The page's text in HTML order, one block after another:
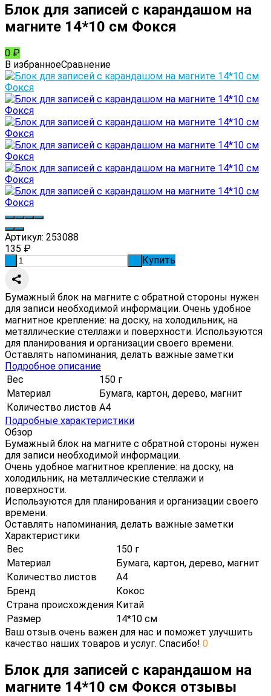
Блок для записей с карандашом на
магните 14*10 см Фокся
0 ₽
В избранноеСравнение
Артикул: 253088
135 ₽
Купить
Бумажный блок на магните с обратной стороны нужен
для записи необходимой информации. Очень удобное
магнитное крепление: на доску, на холодильник, на
металлические стеллажи и поверхности. Используются
для планирования и организации своего времени.
Оставлять напоминания, делать важные заметки
Подробное описание
Вес
150 г
Материал
Бумага, картон, дерево, магнит
Количество листов А4
Подробные характеристики
Обзор
Бумажный блок на магните с обратной стороны нужен
для записи необходимой информации.
Очень удобное магнитное крепление: на доску, на
холодильник, на металлические стеллажи и
поверхности.
Используются для планирования и организации своего
времени.
Оставлять напоминания, делать важные заметки
Характеристики
Вес
150 г
Материал
Бумага, картон, дерево, магнит
Количество листов
А4
Бренд
Кокос
Страна происхождения Китай
Размер
14*10 см
Ваш отзыв очень важен для нас и поможет улучшить
качество наших товаров и услуг. Спасибо! 0
Блок для записей с карандашом на
магните 14*10 см Фокся отзывы